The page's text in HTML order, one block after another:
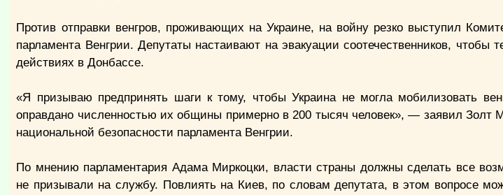
Против отправки венгров, проживающих на Украине, на войну резко выступил
парламента Венгрии. Депутаты настаивают на эвакуации соотечественников, чтобы
действиях в Донбассе.
«Я призываю предпринять шаги к тому, чтобы Украина не могла мобилизовать
оправдано численностью их общины примерно в 200 тысяч человек», — заявил Золт
национальной безопасности парламента Венгрии.
По мнению парламентария Адама Миркоцки, власти страны должны сделать все
не призывали на службу. Повлиять на Киев, по словам депутата, в этом вопросе